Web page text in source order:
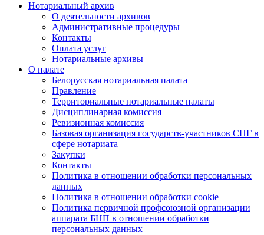
Нотариальный архив
О деятельности архивов
Административные процедуры
Контакты
Оплата услуг
Нотариальные архивы
О палате
Белорусская нотариальная палата
Правление
Территориальные нотариальные палаты
Дисциплинарная комиссия
Ревизионная комиссия
Базовая организация государств-участников СНГ в
сфере нотариата
Закупки
Контакты
Политика в отношении обработки персональных
данных
Политика в отношении обработки cookie
Политика первичной профсоюзной организации
аппарата БНП в отношении обработки
персональных данных